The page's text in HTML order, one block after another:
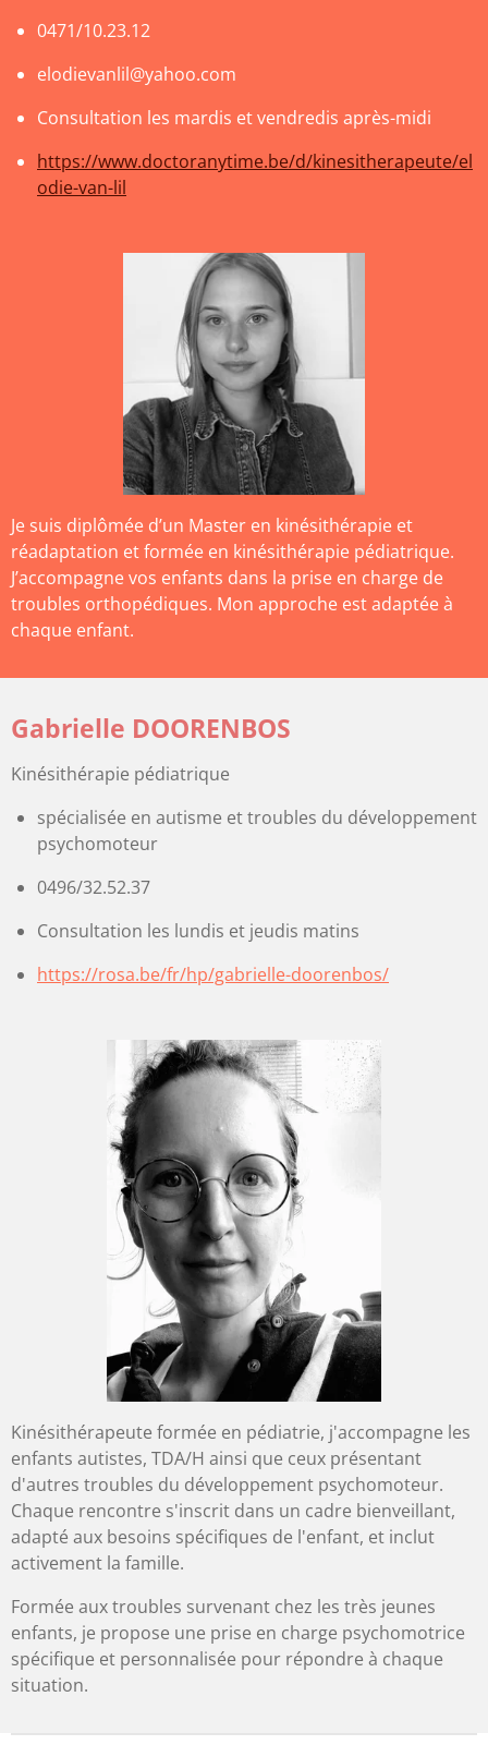
0471/10.23.12
elodievanlil@yahoo.com
Consultation les mardis et vendredis après-midi
https://www.doctoranytime.be/d/kinesitherapeute/el
odie-van-lil
Je suis diplômée d’un Master en kinésithérapie et
réadaptation et formée en kinésithérapie pédiatrique.
J’accompagne vos enfants dans la prise en charge de
troubles orthopédiques. Mon approche est adaptée à
chaque enfant.
Gabrielle DOORENBOS
Kinésithérapie pédiatrique
spécialisée en autisme et troubles du développement
psychomoteur
0496/32.52.37
Consultation les lundis et jeudis matins
https://rosa.be/fr/hp/gabrielle-doorenbos/
Kinésithérapeute formée en pédiatrie, j'accompagne les
enfants autistes, TDA/H ainsi que ceux présentant
d'autres troubles du développement psychomoteur.
Chaque rencontre s'inscrit dans un cadre bienveillant,
adapté aux besoins spécifiques de l'enfant, et inclut
activement la famille.
Formée aux troubles survenant chez les très jeunes
enfants, je propose une prise en charge psychomotrice
spécifique et personnalisée pour répondre à chaque
situation.